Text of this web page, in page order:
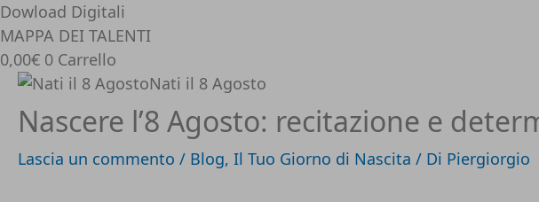
Dowload Digitali
MAPPA DEI TALENTI
0,00€ 0 Carrello
Nascere l’8 Agosto: recitazione e
Lascia un commento / Blog, Il Tuo Giorno di Nascita / Di Piergiorgio